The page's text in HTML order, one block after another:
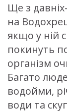
Ще з
на
якщо у ній
покинуть
організм
Багато
водойми,
води та